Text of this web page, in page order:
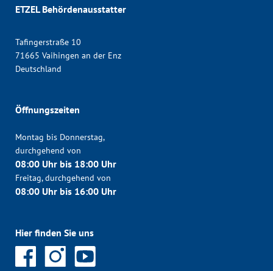
ETZEL Behördenausstatter
Tafingerstraße 10
71665 Vaihingen an der Enz
Deutschland
Öffnungszeiten
Montag bis Donnerstag,
durchgehend von
08:00 Uhr bis 18:00 Uhr
Freitag, durchgehend von
08:00 Uhr bis 16:00 Uhr
Hier finden Sie uns